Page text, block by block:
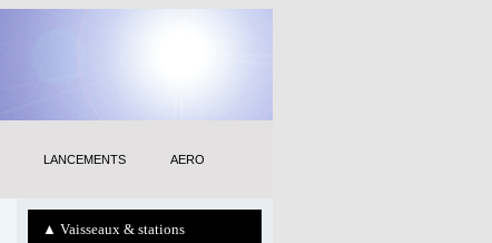
LANCEMENTS AERO
▲ Vaisseaux & stations